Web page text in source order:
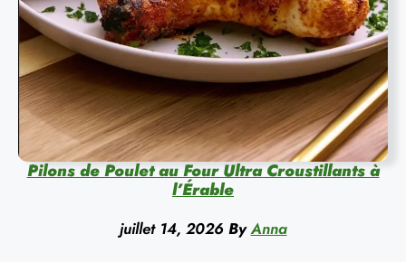
Pilons de Poulet au Four Ultra Croustillants à
l’Érable
juillet 14, 2026 By Anna